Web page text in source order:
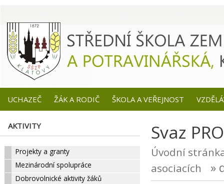
UCHAZEČ ŽÁK A RODIČ ŠKOLA A VEŘEJNOST
AKTIVITY
Projekty a granty
Mezinárodní spolupráce
Dobrovolnické aktivity žáků
Svaz
Úvodní
asociacích
»